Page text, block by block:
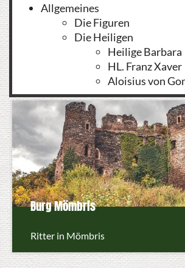
Allgemeines
Die Figuren
Die Heiligen
Heilige Barbara
HL. Franz Xaver
Aloisius von
Burg Mömbris
Ritter in Mömbris